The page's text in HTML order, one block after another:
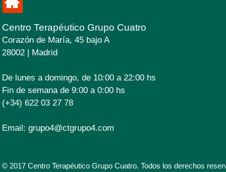
Centro Terapéutico Grupo Cuatro
Corazón de María, 45 bajo A
28002 | Madrid
De lunes a domingo, de 10:00 a 22:00 hs
Fin de semana de 9:00 a 0:00 hs
(+34) 622 03 27 78
Email: grupo4@ctgrupo4.com
© 2017 Centro Terapéutico Grupo Cuatro. Todos los derechos